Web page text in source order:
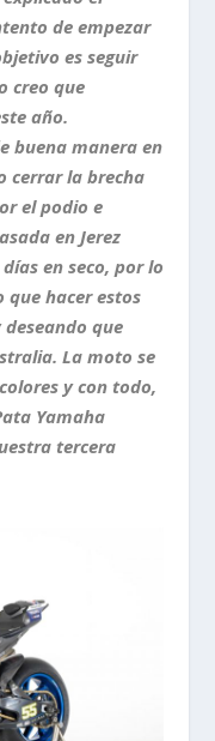
de empezar
es seguir
creo que
año.
buena manera en
cerrar la brecha
el podio e
en Jerez
en seco, por lo
hacer estos
que
La moto se
y con todo,
Yamaha
tercera